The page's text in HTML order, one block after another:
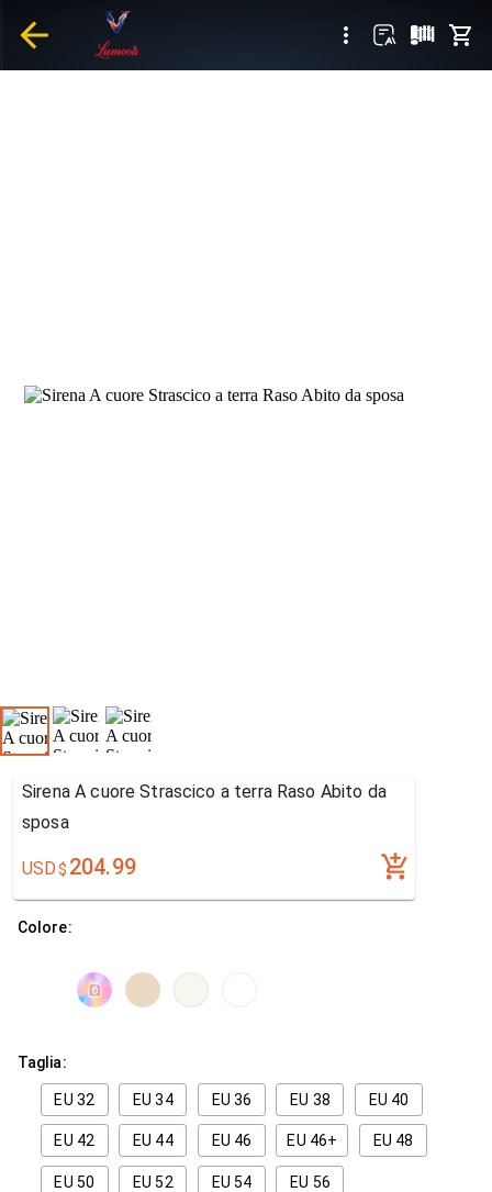
Sirena A cuore Strascico a terra Raso Abito da
sposa
USD$ 204.99
Colore:
Taglia:
EU 32 EU 34 EU 36 EU 38 EU 40
EU 42 EU 44 EU 46 EU 46+ EU 48
EU 50 EU 52 EU 54 EU 56